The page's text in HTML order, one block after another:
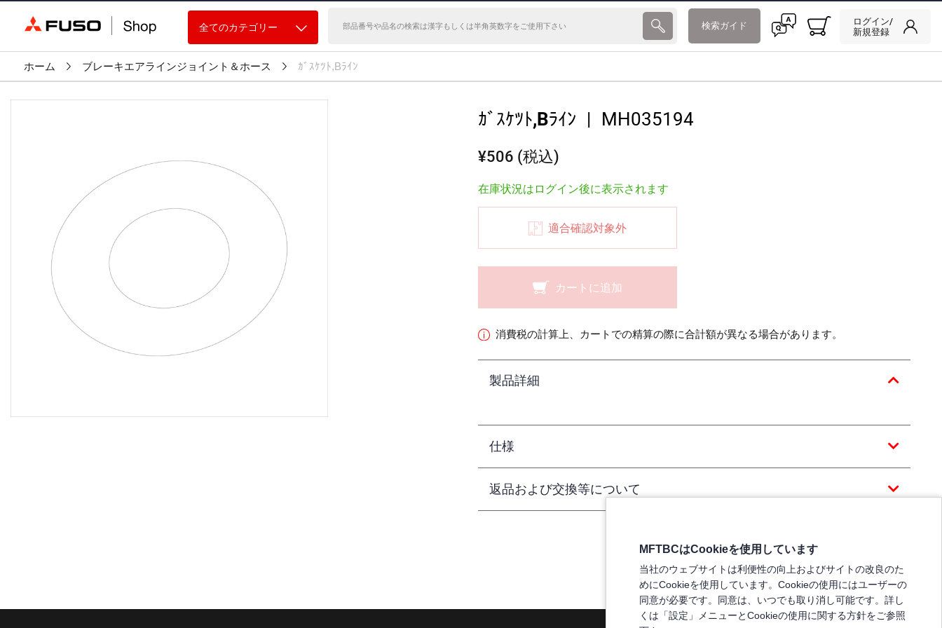
全てのカテゴリー 検索ガイド
ログイン/
新規登録
ホーム ブレーキエアラインジョイント＆ホース ｶﾞｽｹﾂﾄ,Bﾗｲﾝ
ｶﾞｽｹﾂﾄ,Bﾗｲﾝ | MH035194
¥506 (税込)
在庫状況はログイン後に表示されます
適合確認対象外
カートに追加
消費税の計算上、カートでの精算の際に合計額が異なる場合があります。
製品詳細
仕様
返品および交換等について
MFTBCはCookieを使用しています
当社のウェブサイトは利便性の向上およびサイトの改良のた
めにCookieを使用しています。Cookieの使用にはユーザーの
同意が必要です。同意は、いつでも取り消し可能です。詳し
くは「設定」メニューとCookieの使用に関する方針をご参照